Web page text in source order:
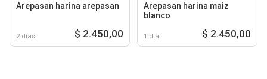
Arepasan harina arepasan
2 días $ 2.450,00
Arepasan harina maiz
blanco
1 día $ 2.450,00